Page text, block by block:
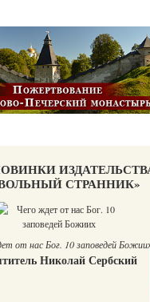
СТРАННИК»
Православный мальчик
Екатерина Баканова